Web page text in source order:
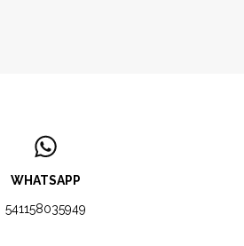
WHATSAPP
541158035949